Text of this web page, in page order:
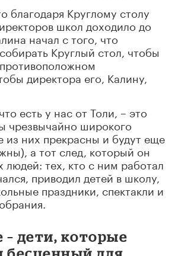
благодаря Круглому столу
школ доходило до
начал с того, что
Круглый стол, чтобы
директора его, Калину,
есть у нас от Толи, – это
чрезвычайно широкого
из них прекрасны и будут еще
а тот след, который он
людей: тех, кто с ним работал
приводил детей в школу,
праздники, спектакли и
– дети, которые